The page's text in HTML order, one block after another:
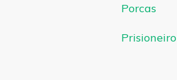
Porcas
Prisioneiro